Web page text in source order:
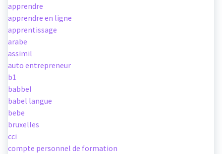
apprendre
apprendre en ligne
apprentissage
arabe
assimil
auto entrepreneur
b1
babbel
babel langue
bebe
bruxelles
cci
compte personnel de formation